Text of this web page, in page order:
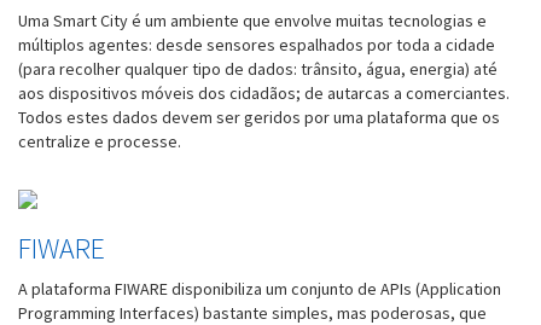
Uma Smart City é um ambiente que envolve muitas tecnologias e
múltiplos agentes: desde sensores espalhados por toda a cidade
(para recolher qualquer tipo de dados: trânsito, água, energia) até
aos dispositivos móveis dos cidadãos; de autarcas a comerciantes.
Todos estes dados devem ser geridos por uma plataforma que os
centralize e processe.
FIWARE
A plataforma FIWARE disponibiliza um conjunto de APIs (Application
Programming Interfaces) bastante simples, mas poderosas, que